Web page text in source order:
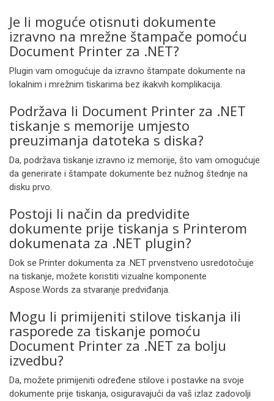
Je li moguće otisnuti dokumente
izravno na mrežne štampače pomoću
Document Printer za .NET?
Plugin vam omogućuje da izravno štampate dokumente na
lokalnim i mrežnim tiskarima bez ikakvih komplikacija.
Podržava li Document Printer za .NET
tiskanje s memorije umjesto
preuzimanja datoteka s diska?
Da, podržava tiskanje izravno iz memorije, što vam omogućuje
da generirate i štampate dokumente bez nužnog štednje na
disku prvo.
Postoji li način da predvidite
dokumente prije tiskanja s Printerom
dokumenata za .NET plugin?
Dok se Printer dokumenta za .NET prvenstveno usredotočuje
na tiskanje, možete koristiti vizualne komponente
Aspose.Words za stvaranje predviđanja.
Mogu li primijeniti stilove tiskanja ili
rasporede za tiskanje pomoću
Document Printer za .NET za bolju
izvedbu?
Da, možete primijeniti određene stilove i postavke na svoje
dokumente prije tiskanja, osiguravajući da vaš izlaz zadovolji